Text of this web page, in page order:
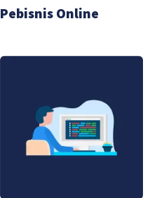
Pebisnis Online